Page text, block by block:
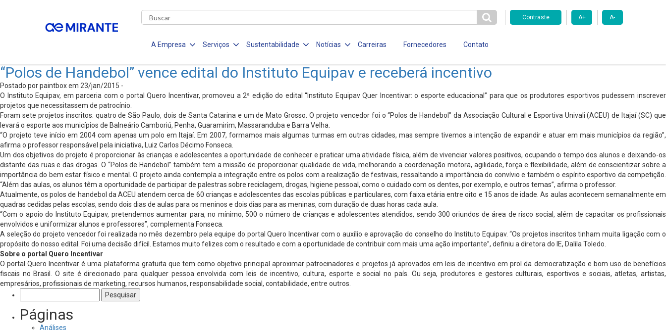
Contraste A+ A-
A Empresa Serviços Sustentabilidade Notícias Carreiras Fornecedores Contato
“Polos de Handebol” vence edital do Instituto Equipav e receberá incentivo
Postado por paintbox em 23/jan/2015 -
O Instituto Equipav, em parceria com o portal Quero Incentivar, promoveu a 2ª edição do edital “Instituto Equipav Quer Incentivar: o esporte educacional” para que os produtores esportivos pudessem inscrever
projetos que necessitassem de patrocínio.
Foram sete projetos inscritos: quatro de São Paulo, dois de Santa Catarina e um de Mato Grosso. O projeto vencedor foi o “Polos de Handebol” da Associação Cultural e Esportiva Univali (ACEU) de Itajaí (SC) que
levará o esporte aos municípios de Balneário Camboriú, Penha, Guaramirim, Massaranduba e Barra Velha.
“O projeto teve início em 2004 com apenas um polo em Itajaí. Em 2007, formamos mais algumas turmas em outras cidades, mas sempre tivemos a intenção de expandir e atuar em mais municípios da região”,
afirma o professor responsável pela iniciativa, Luiz Carlos Décimo Fonseca.
Um dos objetivos do projeto é proporcionar às crianças e adolescentes a oportunidade de conhecer e praticar uma atividade física, além de vivenciar valores positivos, ocupando o tempo dos alunos e deixando-os
distante das ruas e das drogas. O “Polos de Handebol” também tem a missão de proporcionar qualidade de vida, melhorando a coordenação motora, agilidade, força e flexibilidade, além de conscientizar sobre a
importância do bem estar físico e mental. O projeto ainda contempla a integração entre os polos com a realização de festivais, ressaltando a importância do convívio e também o espírito esportivo da competição.
“Além das aulas, os alunos têm a oportunidade de participar de palestras sobre reciclagem, drogas, higiene pessoal, como o cuidado com os dentes, por exemplo, e outros temas”, afirma o professor.
Atualmente, os polos de handebol da ACEU atendem cerca de 60 crianças e adolescentes das escolas públicas e particulares, com faixa etária entre oito e 15 anos de idade. As aulas acontecem semanalmente em
quadras cedidas pelas escolas, sendo dois dias de aulas para os meninos e dois dias para as meninas, com duração de duas horas cada aula.
“Com o apoio do Instituto Equipav, pretendemos aumentar para, no mínimo, 500 o número de crianças e adolescentes atendidos, sendo 300 oriundos de área de risco social, além de capacitar os profissionais
envolvidos e uniformizar alunos e professores”, complementa Fonseca.
A seleção do projeto vencedor foi realizada no mês dezembro pela equipe do portal Quero Incentivar com o auxílio e aprovação do conselho do Instituto Equipav. “Os projetos inscritos tinham muita ligação com o
propósito do nosso edital. Foi uma decisão difícil. Estamos muito felizes com o resultado e com a oportunidade de contribuir com mais uma ação importante”, definiu a diretora do IE, Dalila Toledo.
Sobre o portal Quero Incentivar
O portal Quero Incentivar é uma plataforma gratuita que tem como objetivo principal aproximar patrocinadores e projetos já aprovados em leis de incentivo em prol da democratização e bom uso de benefícios
fiscais no Brasil. O site é direcionado para qualquer pessoa envolvida com leis de incentivo, cultura, esporte e social no país. Ou seja, produtores e gestores culturais, esportivos e sociais, atletas, artistas,
empresários, profissionais de marketing, recursos humanos, responsabilidade social, contabilidade, entre outros.
por:
Páginas
Análises